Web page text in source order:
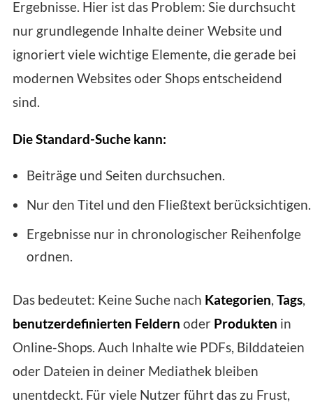
Ergebnisse. Hier ist das Problem: Sie durchsucht
nur grundlegende Inhalte deiner Website und
ignoriert viele wichtige Elemente, die gerade bei
modernen Websites oder Shops entscheidend
sind.
Die Standard-Suche kann:
Beiträge und Seiten durchsuchen.
Nur den Titel und den Fließtext berücksichtigen.
Ergebnisse nur in chronologischer Reihenfolge
ordnen.
Das bedeutet: Keine Suche nach Kategorien, Tags,
benutzerdefinierten Feldern oder Produkten in
Online-Shops. Auch Inhalte wie PDFs, Bilddateien
oder Dateien in deiner Mediathek bleiben
unentdeckt. Für viele Nutzer führt das zu Frust,